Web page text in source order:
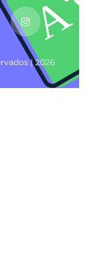
| 2026